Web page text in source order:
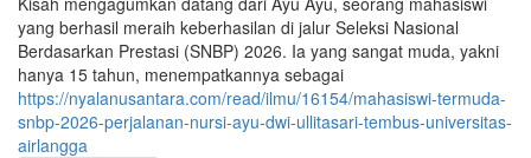
yang berhasil meraih keberhasilan di jalur Seleksi Nasional
Berdasarkan Prestasi (SNBP) 2026. Ia yang sangat muda, yakni
hanya 15 tahun, menempatkannya sebagai
https://nyalanusantara.com/read/ilmu/16154/mahasiswi-termuda-
snbp-2026-perjalanan-nursi-ayu-dwi-ullitasari-tembus-universitas-
airlangga